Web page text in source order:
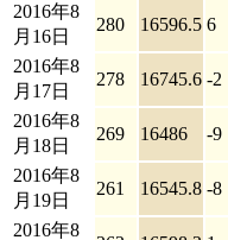
2016年8
月16日
280 16596.5 6
2016年8
月17日
278 16745.6 -2
2016年8
月18日
269 16486 -9
2016年8
月19日
261 16545.8 -8
2016年8